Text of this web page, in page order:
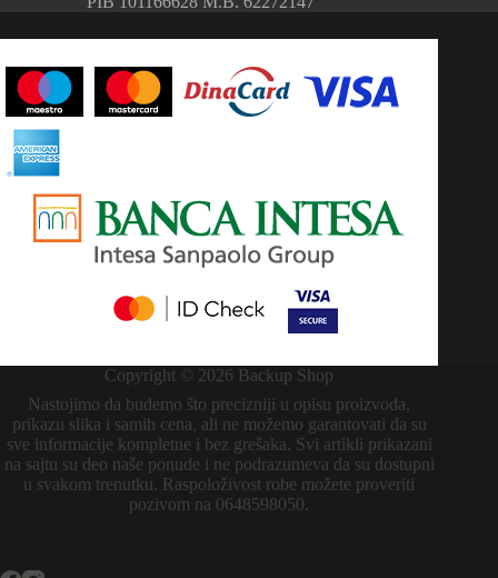
Copyright © 2026 Backup Shop
Nastojimo da budemo što precizniji u opisu proizvoda,
prikazu slika i samih cena, ali ne možemo garantovati da su
sve informacije kompletne i bez grešaka. Svi artikli prikazani
na sajtu su deo naše ponude i ne podrazumeva da su dostupni
u svakom trenutku. Raspoloživost robe možete proveriti
pozivom na 0648598050.